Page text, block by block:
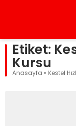
Etiket:
Kursu
Anasayfa » Kestel